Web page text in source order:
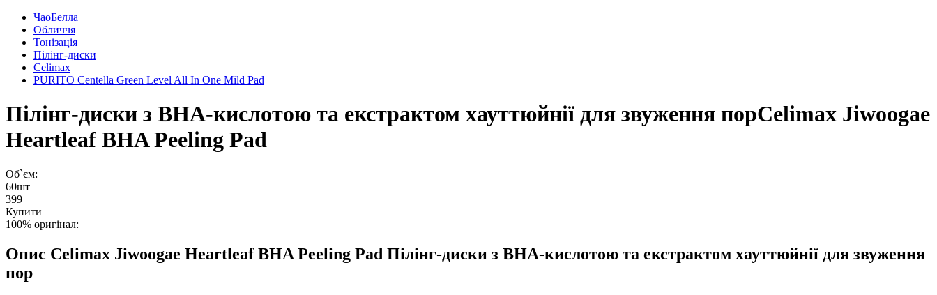
ЧаоБелла
Обличчя
Тонізація
Пілінг-диски
Celimax
PURITO Centella Green Level All In One Mild Pad
Пілінг-диски з BHA-кислотою та екстрактом хауттюйнії для звуження порCelimax Jiwoogae
Heartleaf BHA Peeling Pad
Об`єм:
60шт
399
Купити
100% оригінал:
Опис Celimax Jiwoogae Heartleaf BHA Peeling Pad Пілінг-диски з BHA-кислотою та екстрактом хауттюйнії для звуження
пор